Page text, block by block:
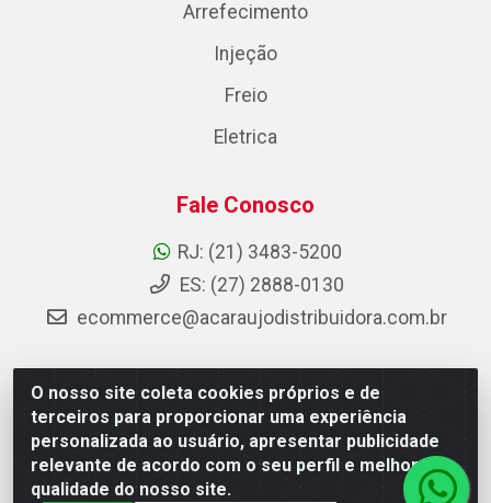
O nosso site coleta cookies próprios e de
terceiros para proporcionar uma experiência
personalizada ao usuário, apresentar publicidade
relevante de acordo com o seu perfil e melhorar a
qualidade do nosso site.
Arrefecimento
Injeção
Freio
Eletrica
Fale Conosco
RJ: (21) 3483-5200
ES: (27) 2888-0130
ecommerce@acaraujodistribuidora.com.br
AC Araujo Distribuidora - Rua Carneiro de Campos, 42 -
São Cristóvão, Rio de Janeiro/RJ - CEP 20.920-410 -
CNPJ 08.744.753/0003-85